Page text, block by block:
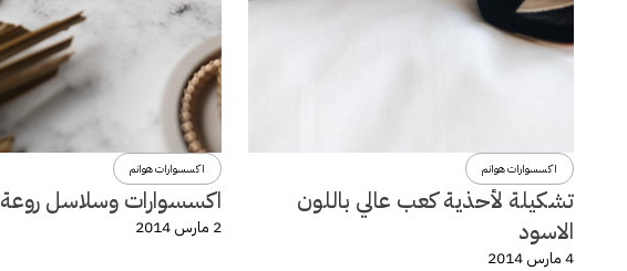
اكسسوارات هوانم
تشكيلة لأحذية كعب عالي باللون
الاسود
4 مارس 2014
اكسسوارات هوانم
اكسسوارات وسلاسل روعة 2014
2 مارس 2014